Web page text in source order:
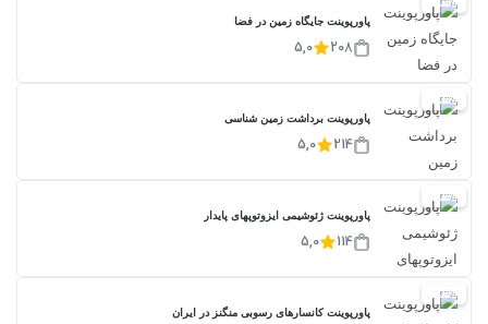
پاورپوینت جایگاه زمین در فضا
208
5,0
20%
پاورپوینت برداشت زمین شناسی
214
5,0
20%
پاورپوینت ژئوشیمی ایزوتوپهای پایدار
114
5,0
20%
پاورپوینت کانسارهای رسوبی منگنز در ایران